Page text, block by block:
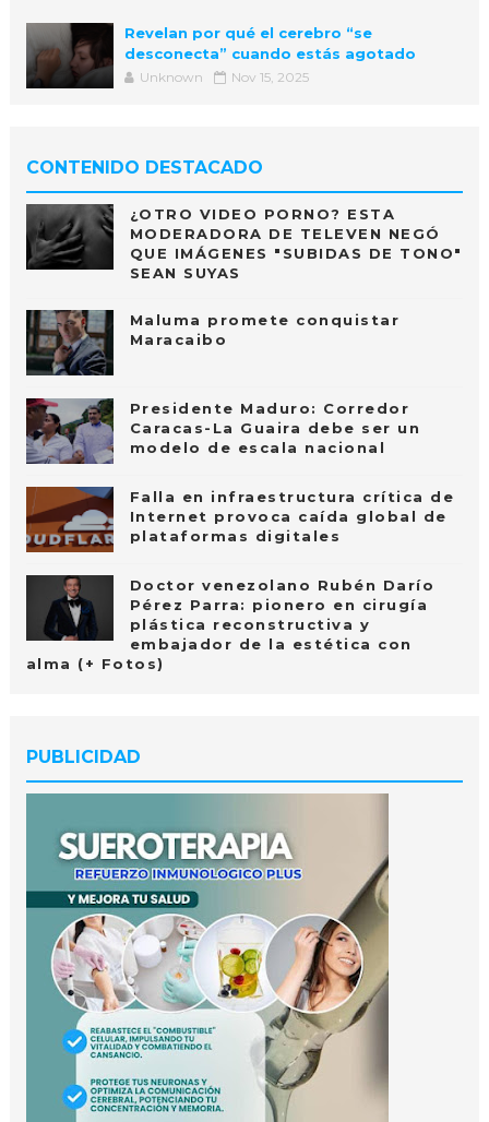
Revelan por qué el cerebro “se
desconecta” cuando estás agotado
Unknown Nov 15, 2025
CONTENIDO DESTACADO
¿OTRO VIDEO PORNO? ESTA
MODERADORA DE TELEVEN NEGÓ
QUE IMÁGENES "SUBIDAS DE TONO"
SEAN SUYAS
Maluma promete conquistar
Maracaibo
Presidente Maduro: Corredor
Caracas-La Guaira debe ser un
modelo de escala nacional
Falla en infraestructura crítica de
Internet provoca caída global de
plataformas digitales
Doctor venezolano Rubén Darío
Pérez Parra: pionero en cirugía
plástica reconstructiva y
embajador de la estética con
alma (+ Fotos)
PUBLICIDAD